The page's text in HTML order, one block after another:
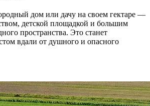
дом или дачу на своем гектаре —
детской площадкой и большим
пространства. Это станет
вдали от душного и опасного